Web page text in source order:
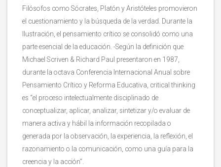
Filósofos como Sócrates, Platón y Aristóteles promovieron
el cuestionamiento y la búsqueda de la verdad. Durante la
Ilustración, el pensamiento crítico se consolidó como una
parte esencial de la educación. -Según la definición que
Michael Scriven & Richard Paul presentaron en 1987,
durante la octava Conferencia Internacional Anual sobre
Pensamiento Crítico y Reforma Educativa, critical thinking
es “el proceso intelectualmente disciplinado de
conceptualizar, aplicar, analizar, sintetizar y/o evaluar de
manera activa y hábil la información recopilada o
generada por la observación, la experiencia, la reflexión, el
razonamiento o la comunicación, como una guía para la
creencia y la acción”.